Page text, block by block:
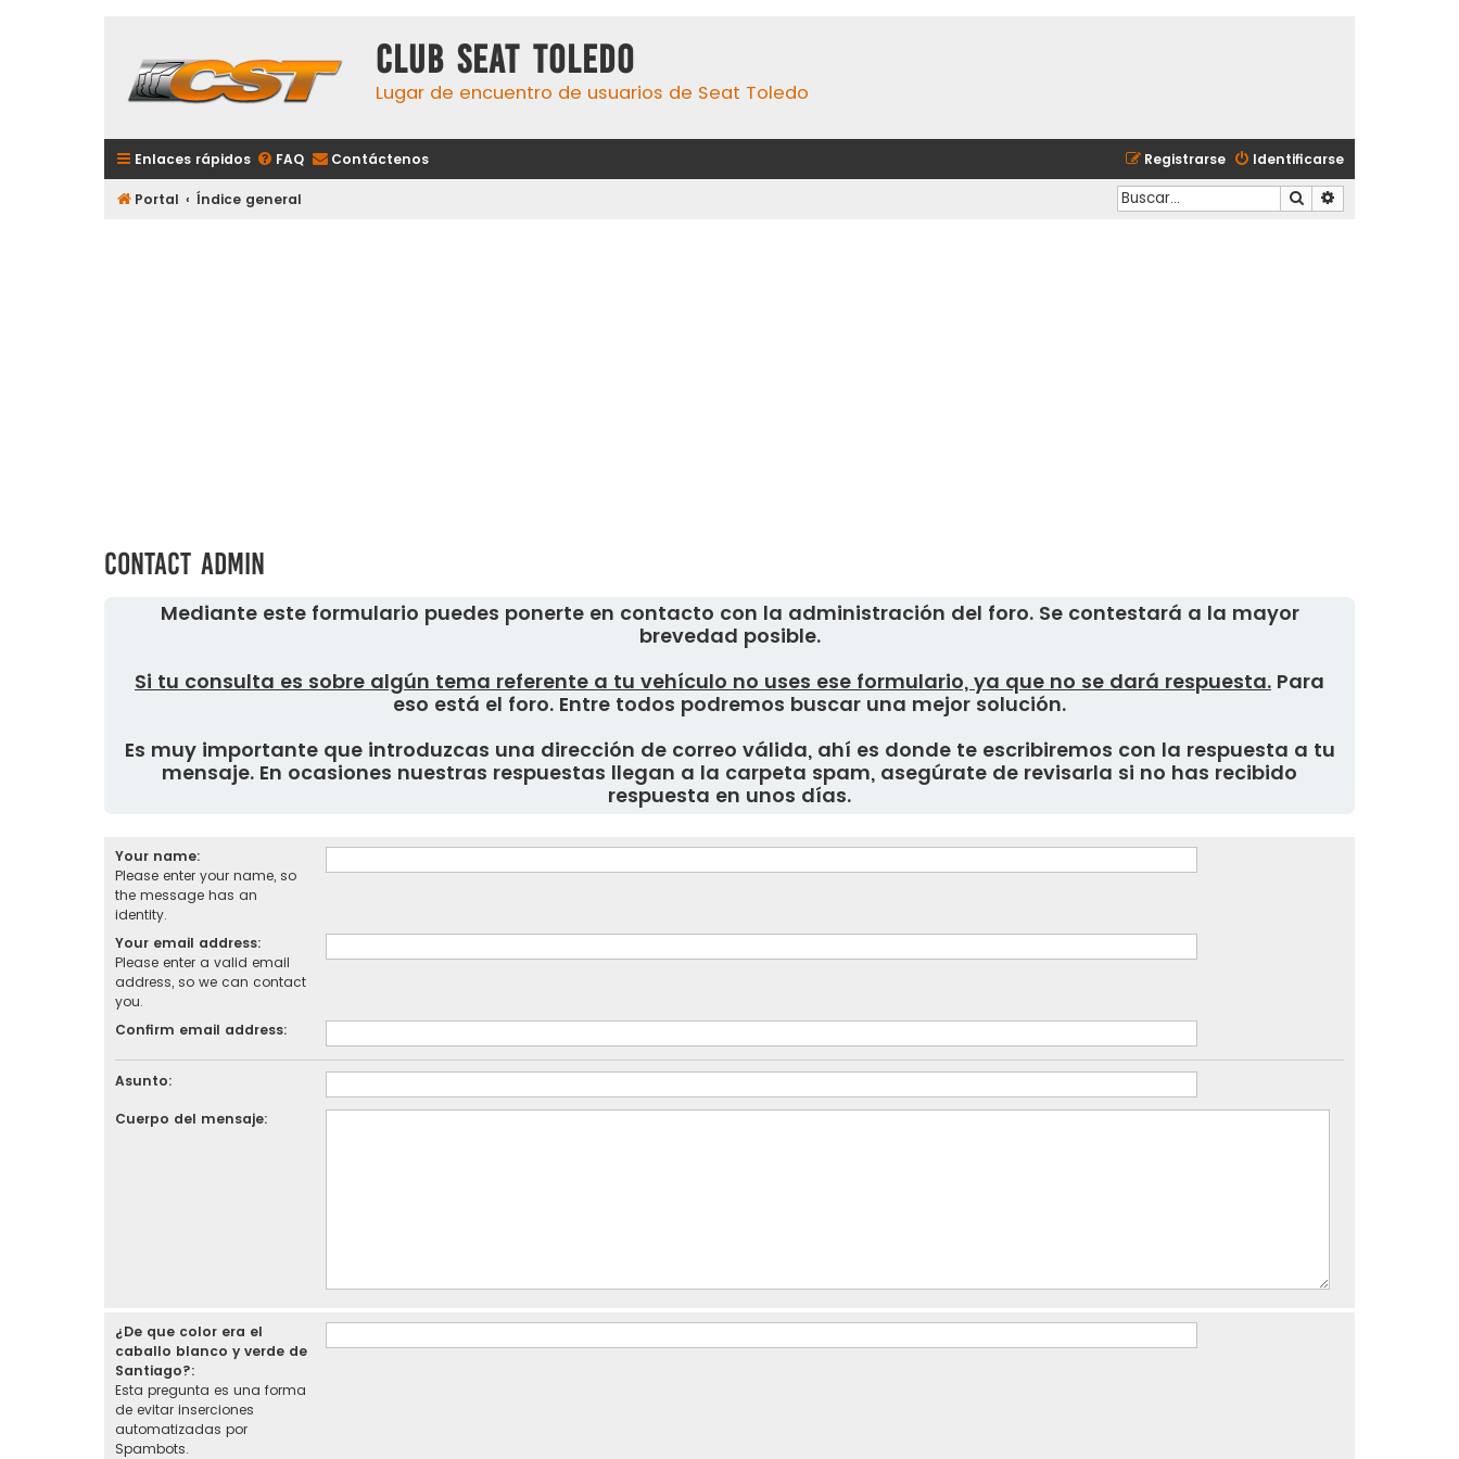
Club Seat Toledo
Lugar de encuentro de usuarios de Seat Toledo
Enlaces rápidos FAQ Contáctenos Identificarse
Registrarse
Portal Índice general Buscar
Contact Admin
Mediante este formulario puedes ponerte en contacto con la administración del foro. Se contestará a la mayor
brevedad posible.
Si tu consulta es sobre algún tema referente a tu vehículo no uses ese formulario, ya que no se dará respuesta. Para
eso está el foro. Entre todos podremos buscar una mejor solución.
Es muy importante que introduzcas una dirección de correo válida, ahí es donde te escribiremos con la respuesta a tu
mensaje. En ocasiones nuestras respuestas llegan a la carpeta spam, asegúrate de revisarla si no has recibido
respuesta en unos días.
Your name:
Please enter your name, so
the message has an
identity.
Your email address:
Please enter a valid email
address, so we can contact
you.
Confirm email address:
Asunto:
Cuerpo del mensaje:
¿De que color era el
caballo blanco y verde de
Santiago?:
Esta pregunta es una forma
de evitar inserciones
automatizadas por
Spambots.